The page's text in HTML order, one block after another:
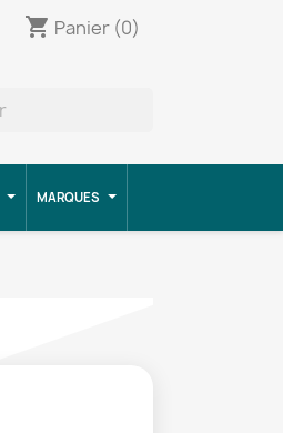
shopping_cart Panier (0)
MARQUES